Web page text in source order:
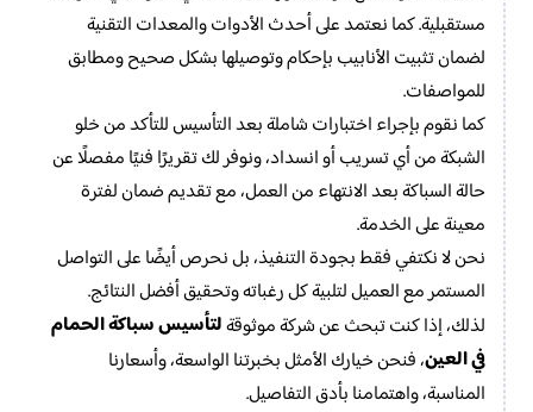
مستقبلية. كما نعتمد على أحدث الأدوات والمعدات التقنية
لضمان تثبيت الأنابيب بإحكام وتوصيلها بشكل صحيح ومطابق
للمواصفات.
كما نقوم بإجراء اختبارات شاملة بعد التأسيس للتأكد من خلو
الشبكة من أي تسريب أو انسداد، ونوفر لك تقريرًا فنيًا مفصلًا عن
حالة السباكة بعد الانتهاء من العمل، مع تقديم ضمان لفترة
معينة على الخدمة.
نحن لا نكتفي فقط بجودة التنفيذ، بل نحرص أيضًا على التواصل
المستمر مع العميل لتلبية كل رغباته وتحقيق أفضل النتائج.
لذلك، إذا كنت تبحث عن شركة موثوقةلتأسيس سباكة الحمام
في العين، فنحن خيارك الأمثل بخبرتنا الواسعة، وأسعارنا
المناسبة، واهتمامنا بأدق التفاصيل.